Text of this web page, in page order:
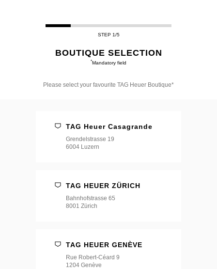
STEP 1/5
BOUTIQUE SELECTION
*Mandatory field
Please select your favourite TAG Heuer Boutique*
favourite
TAG Heuer Casagrande
Grendelstrasse 19
6004 Luzern
TAG HEUER ZÜRICH
Bahnhofstrasse 65
8001 Zürich
TAG HEUER GENÈVE
Rue Robert-Céard 9
1204 Genève